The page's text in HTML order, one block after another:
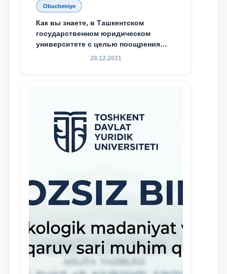
Obucheniye
Как вы знаете, в Ташкентском
государственном юридическом
университете с целью поощрения
талантливых, активных и
28.12.2021